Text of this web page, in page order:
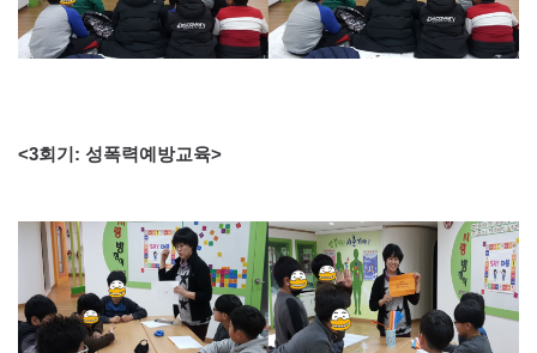
<3회기: 성폭력예방교육>​